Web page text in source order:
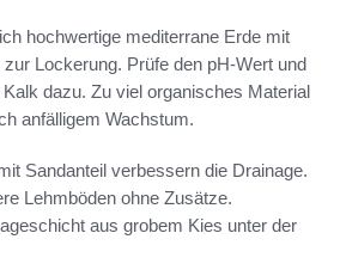
hochwertige mediterrane Erde mit
Lockerung. Prüfe den pH-Wert und
dazu. Zu viel organisches Material
anfälligem Wachstum.
Sandanteil verbessern die Drainage.
Lehmböden ohne Zusätze.
aus grobem Kies unter der